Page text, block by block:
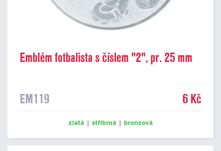
Emblém fotbalista s číslem "2", pr. 25 mm
EM119 6 Kč
zlatá | stříbrná | bronzová